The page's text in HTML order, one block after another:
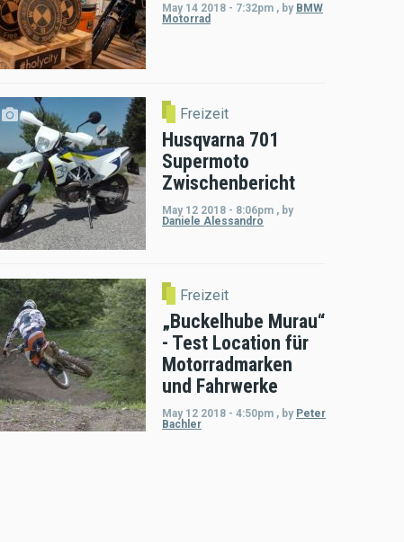
May 14 2018 - 7:32pm , by BMW
Motorrad
Freizeit
Husqvarna 701
Supermoto
Zwischenbericht
May 12 2018 - 8:06pm , by
Daniele Alessandro
Freizeit
„Buckelhube Murau“
- Test Location für
Motorradmarken
und Fahrwerke
May 12 2018 - 4:50pm , by Peter
Bachler